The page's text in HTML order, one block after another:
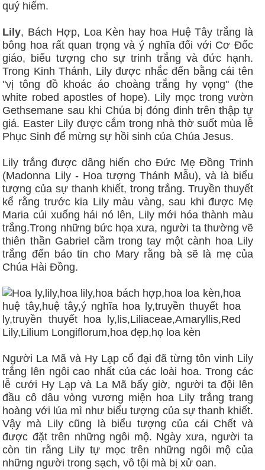
quý hiếm.
Lily, Bách Hợp, Loa Kèn hay hoa Huệ Tây trắng là
bông hoa rất quan trọng và ý nghĩa đối với Cơ Đốc
giáo, biểu tượng cho sự trinh trắng và đức hạnh.
Trong Kinh Thánh, Lily được nhắc đến bằng cái tên
"vị tông đồ khoác áo choàng trắng hy vọng" (the
white robed apostles of hope). Lily mọc trong vườn
Gethsemane sau khi Chúa bị đóng đinh trên thập tự
giá. Easter Lily được cắm trong nhà thờ suốt mùa lễ
Phục Sinh để mừng sự hồi sinh của Chúa Jesus.
Lily trắng được dâng hiến cho Đức Mẹ Đồng Trinh
(Madonna Lily - Hoa tượng Thánh Mẫu), và là biểu
tượng của sự thanh khiết, trong trắng. Truyền thuyết
kể rằng trước kia Lily màu vàng, sau khi được Mẹ
Maria cúi xuống hái nó lên, Lily mới hóa thành màu
trắng.Trong những bức họa xưa, người ta thường vẽ
thiên thần Gabriel cầm trong tay một cành hoa Lily
trắng đến báo tin cho Mary rằng bà sẽ là mẹ của
Chúa Hài Đồng.
Người La Mã và Hy Lạp cổ đại đã từng tôn vinh Lily
trắng lên ngôi cao nhất của các loài hoa. Trong các
lễ cưới Hy Lạp và La Mã bấy giờ, người ta đội lên
đầu cô dâu vòng vương miện hoa Lily trắng trang
hoàng với lúa mì như biểu tượng của sự thanh khiết.
Vậy mà Lily cũng là biểu tượng của cái Chết và
được đặt trên những ngôi mộ. Ngày xưa, người ta
còn tin rằng Lily tự mọc trên những ngôi mộ của
những người trong sạch, vô tội mà bị xử oan.